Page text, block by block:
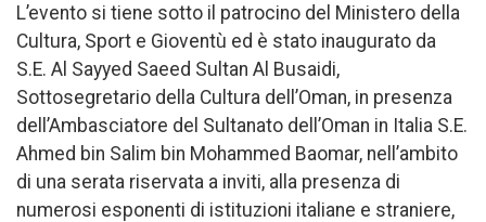
L’evento si tiene sotto il patrocino del Ministero della
Cultura, Sport e Gioventù ed è stato inaugurato da
S.E. Al Sayyed Saeed Sultan Al Busaidi,
Sottosegretario della Cultura dell’Oman, in presenza
dell’Ambasciatore del Sultanato dell’Oman in Italia S.E.
Ahmed bin Salim bin Mohammed Baomar, nell’ambito
di una serata riservata a inviti, alla presenza di
numerosi esponenti di istituzioni italiane e straniere,